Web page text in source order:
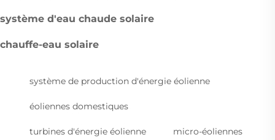
système d'eau chaude solaire
chauffe-eau solaire
système de production d'énergie éolienne
éoliennes domestiques
turbines d'énergie éolienne micro-éoliennes